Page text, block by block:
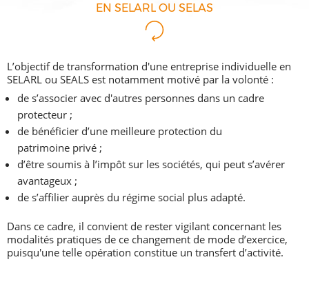
EN SELARL OU SELAS
L’objectif de transformation d'une entreprise individuelle en
SELARL ou SEALS est notamment motivé par la volonté :
de s’associer avec d'autres personnes dans un cadre
protecteur ;
de bénéficier d’une meilleure protection du
patrimoine privé ;
d’être soumis à l’impôt sur les sociétés, qui peut s’avérer
avantageux ;
de s’affilier auprès du régime social plus adapté.
Dans ce cadre, il convient de rester vigilant concernant les
modalités pratiques de ce changement de mode d’exercice,
puisqu'une telle opération constitue un transfert d’activité.